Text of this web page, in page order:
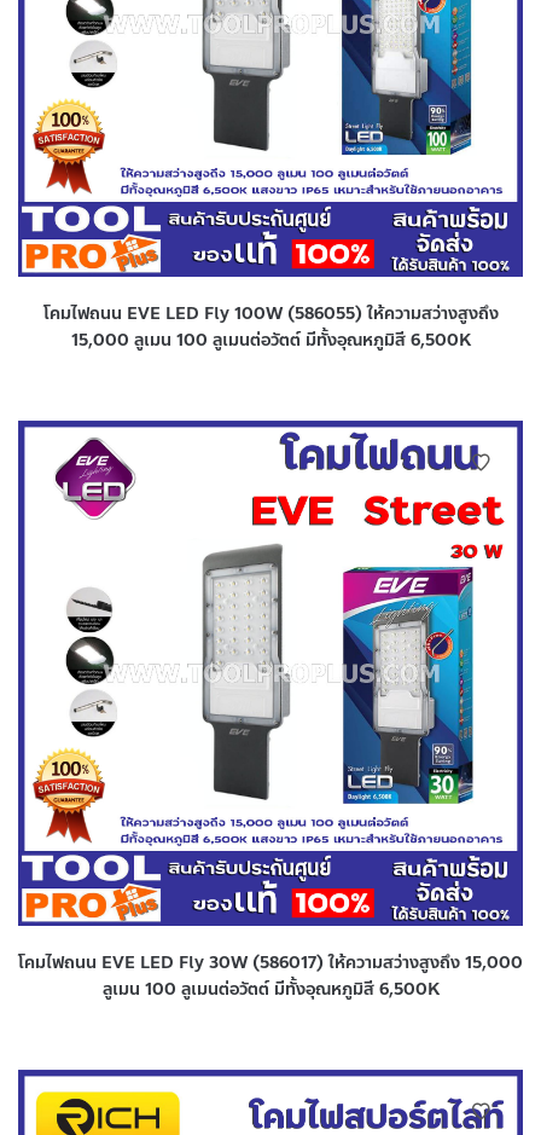
โคมไฟถนน EVE LED Fly 100W (586055) ให้ความสว่างสูงถึง
15,000 ลูเมน 100 ลูเมนต่อวัตต์ มีทั้งอุณหภูมิสี 6,500K
โคมไฟถนน EVE LED Fly 30W (586017) ให้ความสว่างสูงถึง 15,000
ลูเมน 100 ลูเมนต่อวัตต์ มีทั้งอุณหภูมิสี 6,500K